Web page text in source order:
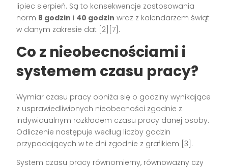
lipiec sierpień. Są to konsekwencje zastosowania
norm 8 godzin i 40 godzin wraz z kalendarzem świąt
w danym zakresie dat [2][7].
Co z nieobecnościami i
systemem czasu pracy?
Wymiar czasu pracy obniża się o godziny wynikające
z usprawiedliwionych nieobecności zgodnie z
indywidualnym rozkładem czasu pracy danej osoby.
Odliczenie następuje według liczby godzin
przypadających w te dni zgodnie z grafikiem [3].
System czasu pracy równomierny, równoważny czy